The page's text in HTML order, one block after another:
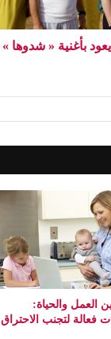
بأغنية « شدوها »
العمل والحياة:
فعالة لتجنب الاحتراق